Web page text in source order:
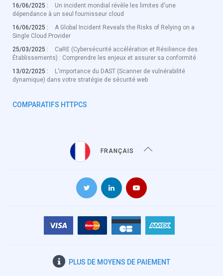
16/06/2025 :
Un incident mondial révèle les limites d'une
dépendance à un seul fournisseur cloud
16/06/2025 :
A Global Incident Reveals the Risks of Relying on a
Single Cloud Provider
25/03/2025 :
CaRE (Cybersécurité accélération et Résilience des
Établissements) : Comprendre les enjeux et assurer sa conformité
13/02/2025 :
L'importance du DAST (Scanner de vulnérabilité
dynamique) dans votre stratégie de sécurité web
COMPARATIFS HTTPCS
FRANÇAIS
PLUS DE MOYENS DE PAIEMENT